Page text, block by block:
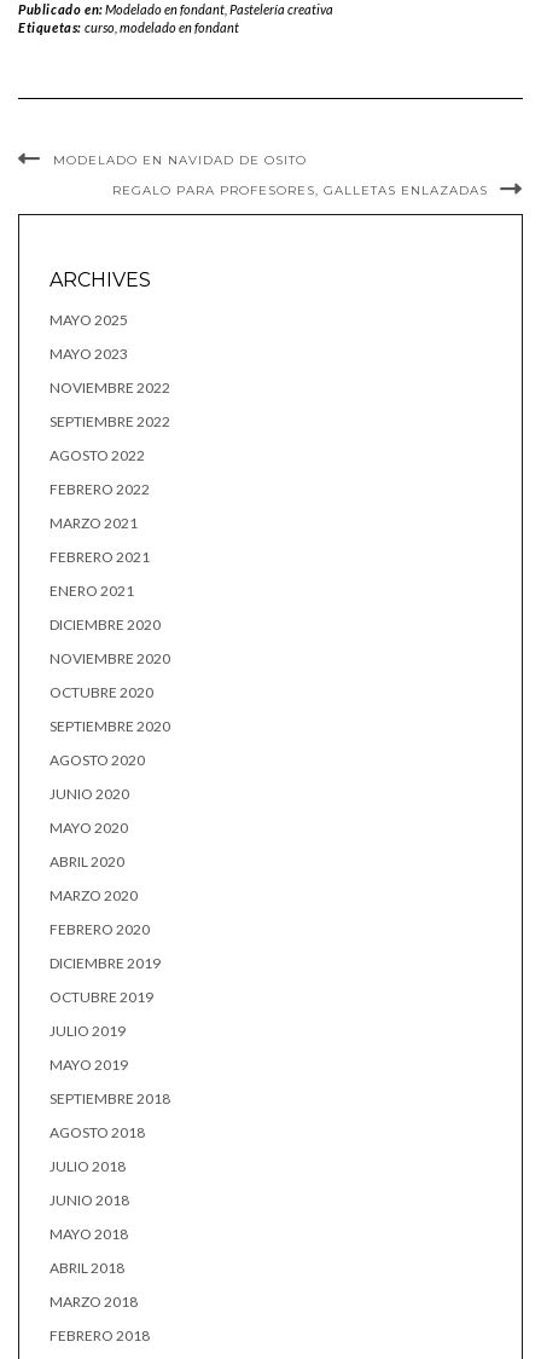
Publicado en:Modelado en fondant ,Pastelería creativa
Etiquetas: curso, modelado en fondant
MODELADO EN NAVIDAD DE OSITO
REGALO PARA PROFESORES, GALLETAS ENLAZADAS
ARCHIVES
MAYO 2025
MAYO 2023
NOVIEMBRE 2022
SEPTIEMBRE 2022
AGOSTO 2022
FEBRERO 2022
MARZO 2021
FEBRERO 2021
ENERO 2021
DICIEMBRE 2020
NOVIEMBRE 2020
OCTUBRE 2020
SEPTIEMBRE 2020
AGOSTO 2020
JUNIO 2020
MAYO 2020
ABRIL 2020
MARZO 2020
FEBRERO 2020
DICIEMBRE 2019
OCTUBRE 2019
JULIO 2019
MAYO 2019
SEPTIEMBRE 2018
AGOSTO 2018
JULIO 2018
JUNIO 2018
MAYO 2018
ABRIL 2018
MARZO 2018
FEBRERO 2018